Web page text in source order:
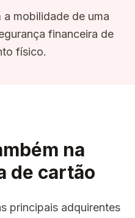
mobilidade de uma
financeira de
físico.
na
de cartão
principais adquirentes